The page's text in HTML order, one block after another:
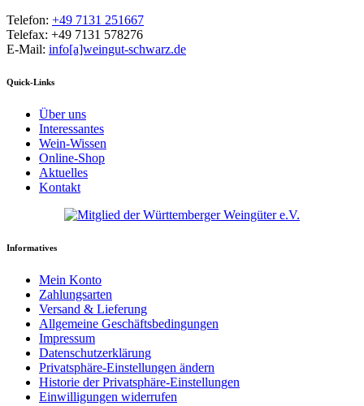
Telefon: +49 7131 251667
Telefax: +49 7131 578276
E-Mail: info[a]weingut-schwarz.de
Quick-Links
Über uns
Interessantes
Wein-Wissen
Online-Shop
Aktuelles
Kontakt
Informatives
Mein Konto
Zahlungsarten
Versand & Lieferung
Allgemeine Geschäftsbedingungen
Impressum
Datenschutzerklärung
Privatsphäre-Einstellungen ändern
Historie der Privatsphäre-Einstellungen
Einwilligungen widerrufen